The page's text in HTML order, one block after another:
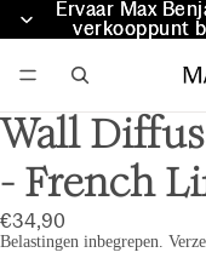
Ervaar Max
verkooppunt
Ervaar Max
verkooppunt
Wall
- French
€34,90
Belastingen inbegrepen.